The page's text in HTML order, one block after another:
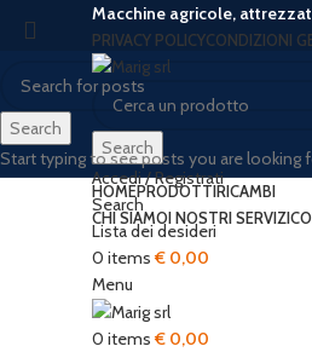
Macchine agricole,
PRIVACY POLICYCONDIZIONI
Search
Accedi / Registrati
Search
Lista dei desideri
0 items € 0,00
Menu
0 items € 0,00
HOMEPRODOTTIRICAMBI
CHI SIAMOI NOSTRI SERVIZI
Search
Start typing to see posts you are looking